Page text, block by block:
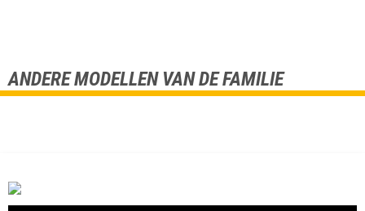
ANDERE MODELLEN VAN DE FAMILIE